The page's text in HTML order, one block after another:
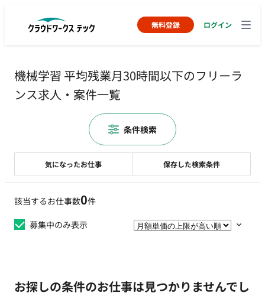
無料登録 ログイン
機械学習 平均残業月30時間以下のフリーラ
ンス求人・案件一覧
該当するお仕事数0件
募集中のみ表示
お探しの条件のお仕事は見つかりませんでし
気になったお仕事 保存した検索条件
条件検索